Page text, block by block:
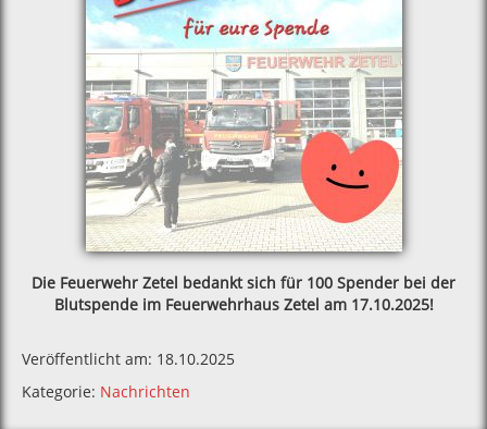
Die Feuerwehr Zetel bedankt sich für 100 Spender bei der
Blutspende im Feuerwehrhaus Zetel am 17.10.2025!
Veröffentlicht am: 18.10.2025
Kategorie: Nachrichten